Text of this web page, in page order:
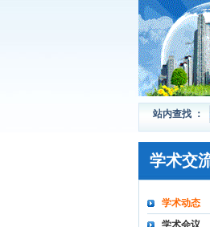
站内查找 ：
学术交
学术动态
学术会议